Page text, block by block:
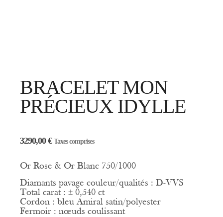
BRACELET MON
PRÉCIEUX IDYLLE
3290,00€ Taxes comprises
Or Rose & Or Blanc 750/1000
Diamants pavage couleur/qualités : D-VVS
Total carat : ± 0,540 ct
Cordon : bleu Amiral satin/polyester
Fermoir : nœuds coulissant